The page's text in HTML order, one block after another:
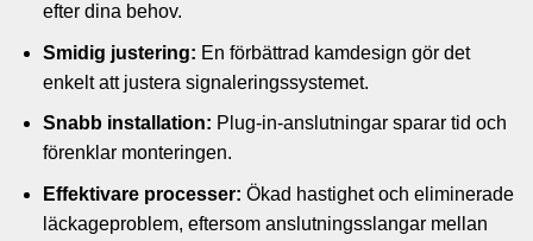
efter dina behov.
Smidig justering: En förbättrad kamdesign gör det
enkelt att justera signaleringssystemet.
Snabb installation: Plug-in-anslutningar sparar tid och
förenklar monteringen.
Effektivare processer: Ökad hastighet och eliminerade
läckageproblem, eftersom anslutningsslangar mellan